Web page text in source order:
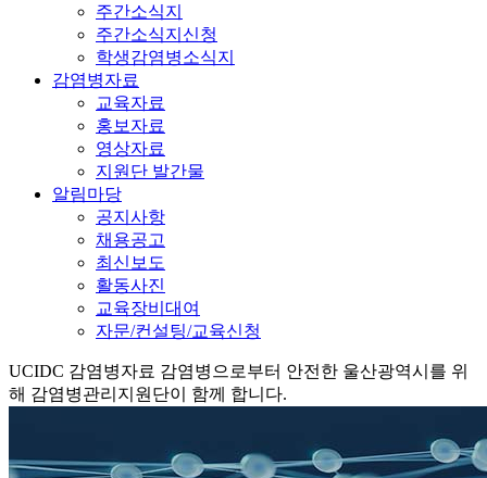
주간소식지
주간소식지신청
학생감염병소식지
감염병자료
교육자료
홍보자료
영상자료
지원단 발간물
알림마당
공지사항
채용공고
최신보도
활동사진
교육장비대여
자문/컨설팅/교육신청
UCIDC 감염병자료 감염병으로부터 안전한 울산광역시를 위
해 감염병관리지원단이 함께 합니다.